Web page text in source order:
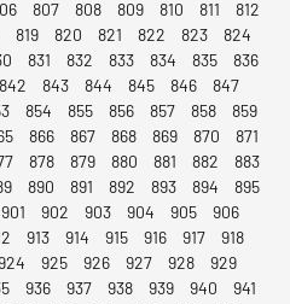
807 808 809 810 811
812
819 820 821 822 823
824
831 832 833 834 835
836
842 843 844 845 846
847
854 855 856 857 858
859
866 867 868 869 870
871
878 879 880 881 882
883
890 891 892 893 894
895
901 902 903 904 905
906
913 914 915 916 917
918
925 926 927 928
929
936 937 938 939 940
941